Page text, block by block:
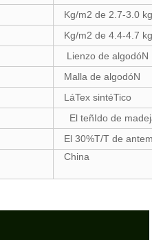
Kg/m2 de 2.7-3.0
Kg/m2 de 4.4-4.7
Lienzo de algodóN
Malla de algodóN
LáTex sintéTico
El teñIdo de
El 30%T/T de
China